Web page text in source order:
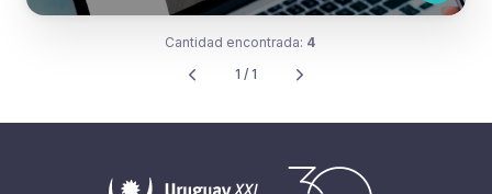
Cantidad encontrada: 4
1 / 1